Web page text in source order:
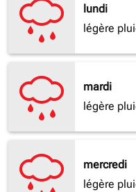
lundi
légère
mardi
légère
mercredi
légère